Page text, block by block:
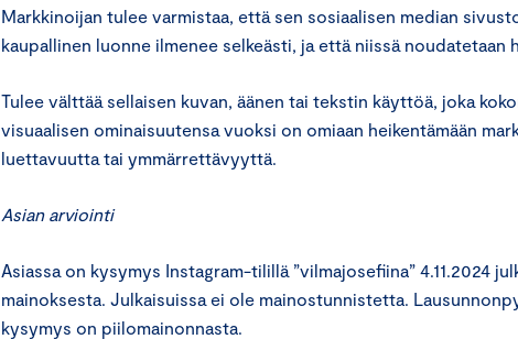
Markkinoijan tulee varmistaa, että sen sosiaalisen median
kaupallinen luonne ilmenee selkeästi, ja että niissä noudatetaan
Tulee välttää sellaisen kuvan, äänen tai tekstin käyttöä, joka
visuaalisen ominaisuutensa vuoksi on omiaan heikentämään
luettavuutta tai ymmärrettävyyttä.
Asian arviointi
Asiassa on kysymys Instagram-tilillä ”vilmajosefiina” 4.11.2024
mainoksesta. Julkaisuissa ei ole mainostunnistetta.
kysymys on piilomainonnasta.